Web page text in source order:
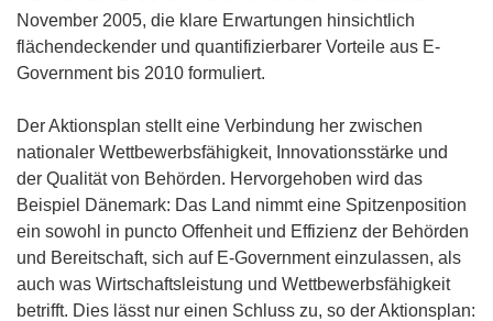
November 2005, die klare Erwartungen hinsichtlich
flächendeckender und quantifizierbarer Vorteile aus E-
Government bis 2010 formuliert.
Der Aktionsplan stellt eine Verbindung her zwischen
nationaler Wettbewerbsfähigkeit, Innovationsstärke und
der Qualität von Behörden. Hervorgehoben wird das
Beispiel Dänemark: Das Land nimmt eine Spitzenposition
ein sowohl in puncto Offenheit und Effizienz der Behörden
und Bereitschaft, sich auf E-Government einzulassen, als
auch was Wirtschaftsleistung und Wettbewerbsfähigkeit
betrifft. Dies lässt nur einen Schluss zu, so der Aktionsplan: